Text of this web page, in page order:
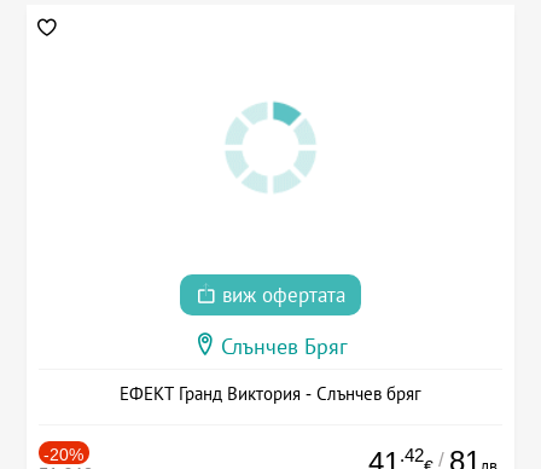
виж офертата
Слънчев Бряг
ЕФЕКТ Гранд Виктория - Слънчев бряг
-20% 41 .42 / 81